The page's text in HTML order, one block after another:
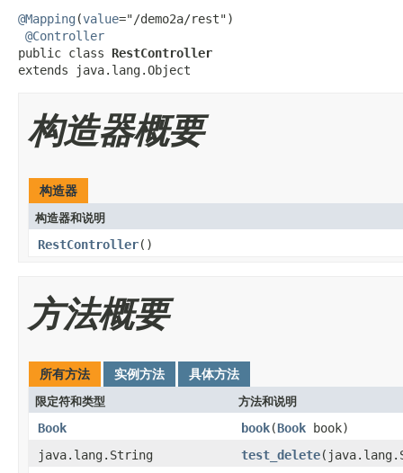
@Mapping (value="/demo2a/rest")
@Controller
public class RestController
extends java.lang.Object
构造器概要
构造器
构造器和说明
RestController()
方法概要
所有方法 实例方法 具体方法
限定符和类型 方法和说明
Book book(Book book)
java.lang.String
test_delete